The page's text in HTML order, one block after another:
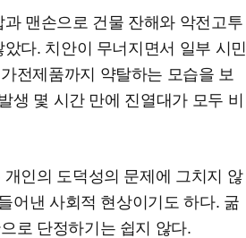
맨손으로 건물 잔해와 악전고투
다. 치안이 무너지면서 일부 시민
전제품까지 약탈하는 모습을 보
생 몇 시간 만에 진열대가 모두 비
인의 도덕성의 문제에 그치지 않
어낸 사회적 현상이기도 하다. 굶
로 단정하기는 쉽지 않다.